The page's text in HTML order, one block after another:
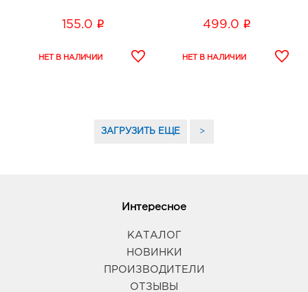
155.0 i 499.0 i
ЗАГРУЗИТЬ ЕЩЕ >
Интересное
КАТАЛОГ
НОВИНКИ
ПРОИЗВОДИТЕЛИ
ОТЗЫВЫ